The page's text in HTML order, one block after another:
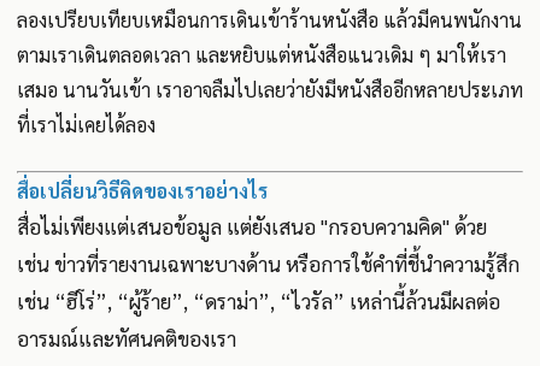
ลองเปรียบเทียบเหมือนการเดินเข้าร้านหนังสือ แล้วมีคนพนักงาน
ตามเราเดินตลอดเวลา และหยิบแต่หนังสือแนวเดิม ๆ มาให้เรา
เสมอ นานวันเข้า เราอาจลืมไปเลยว่ายังมีหนังสืออีกหลายประเภท
ที่เราไม่เคยได้ลอง
สื่อเปลี่ยนวิธีคิดของเราอย่างไร
สื่อไม่เพียงแต่เสนอข้อมูล แต่ยังเสนอ "กรอบความคิด" ด้วย
เช่น ข่าวที่รายงานเฉพาะบางด้าน หรือการใช้คำที่ชี้นำความรู้สึก
เช่น “ฮีโร่”, “ผู้ร้าย”, “ดราม่า”, “ไวรัล” เหล่านี้ล้วนมีผลต่อ
อารมณ์และทัศนคติของเรา